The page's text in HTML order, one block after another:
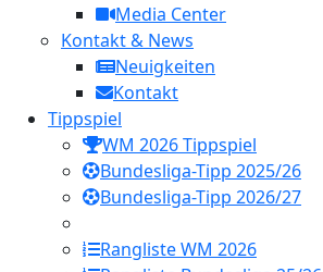
Media Center
Kontakt & News
Neuigkeiten
Kontakt
Tippspiel
WM 2026 Tippspiel
Bundesliga-Tipp 2025/26
Bundesliga-Tipp 2026/27
Rangliste WM 2026